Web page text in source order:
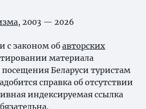
, 2003 — 2026
с законом об авторских
материала
Беларуси туристам
справка об отсутствии
индексируемая ссылка